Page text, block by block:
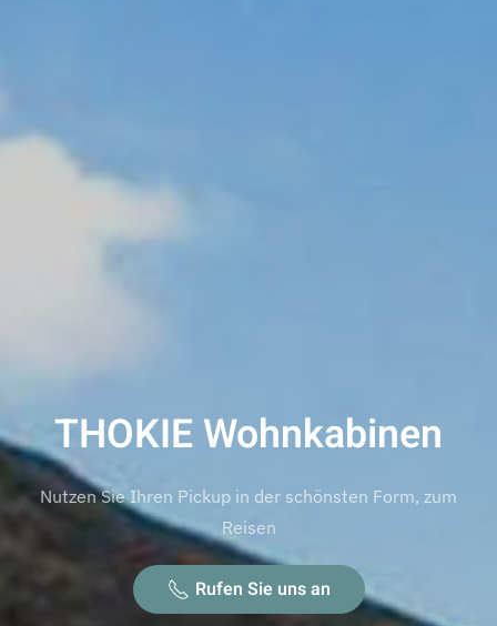
THOKIE Wohnkabinen
Nutzen Sie Ihren Pickup in der schönsten Form, zum
Reisen
Rufen Sie uns an